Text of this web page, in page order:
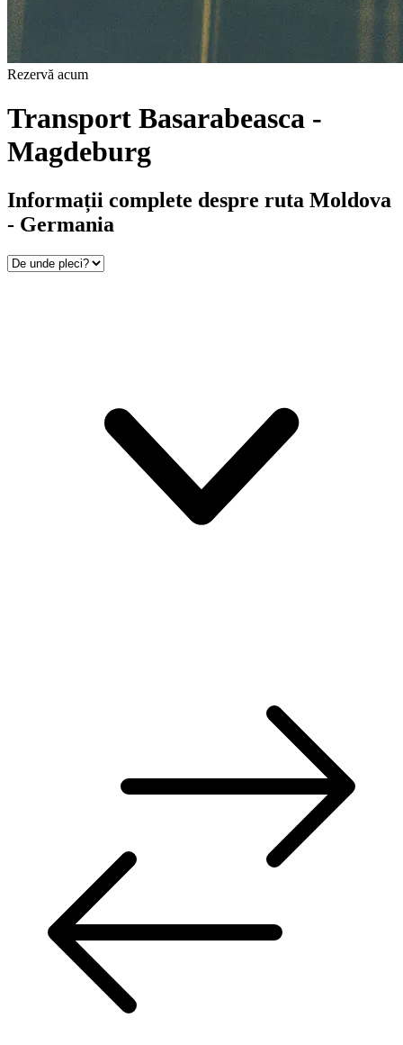
Rezervă acum
Transport Basarabeasca -
Magdeburg
Informații complete despre ruta Moldova
- Germania